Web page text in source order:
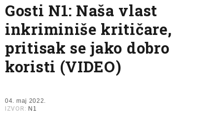
Propaganda Lokalni mediji
Informer Slavko Ćuruvija
Gosti N1: Naša vlast
inkriminiše kritičare,
pritisak se jako dobro
koristi (VIDEO)
04. maj 2022.
IZVOR: N1